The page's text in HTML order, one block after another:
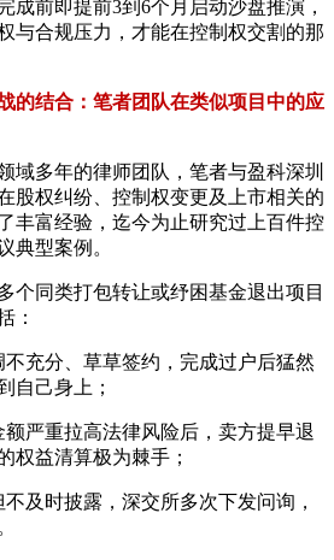
成前即提前3到6个月启动沙盘推演，
与合规压力，才能在控制权交割的那
的结合：笔者团队在类似项目中的应
域多年的律师团队，笔者与盈科深圳
股权纠纷、控制权变更及上市相关的
丰富经验，迄今为止研究过上百件控
典型案例。
个同类打包转让或纾困基金退出项目
：
充分、草草签约，完成过户后猛然
自己身上；
严重拉高法律风险后，卖方提早退
权益清算极为棘手；
及时披露，深交所多次下发问询，